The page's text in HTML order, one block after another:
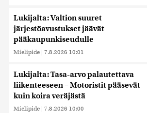
Lukijalta: Valtion suuret
järjestöavustukset jäävät
pääkaupunkiseudulle
Mielipide | 7.8.2026 10:01
Lukijalta: Tasa-arvo palautettava
liikenteeseen – Motoristit pääsevät
kuin koira veräjästä
Mielipide | 7.8.2026 10:00